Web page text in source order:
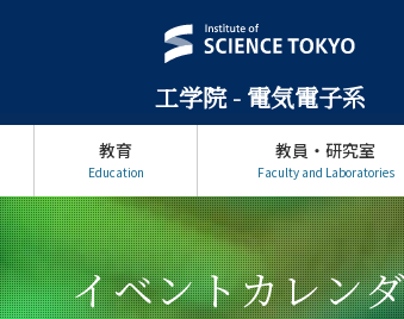
工学院 - 電気電子系
教育
Education
教員・研究室
Faculty and Laboratories
イベントカレン